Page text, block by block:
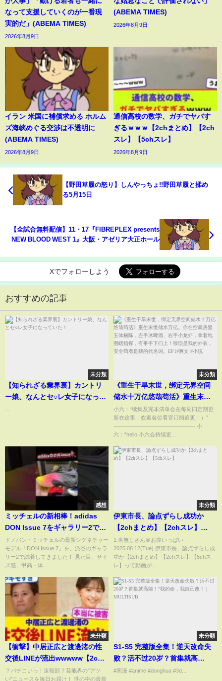
なって支援していくのが一番現
実的だ」(ABEMA TIMES)
2026年8月9日
(ABEMA TIMES)
2026年8月9日
イラン 米国に補償求める ホルム
ズ海峡めぐる交渉は不透明に
(ABEMA TIMES)
2026年8月9日
通信高校の数学、ガチでヤバす
ぎるｗｗｗ【2chまとめ】【2ch
スレ】【5chスレ】
2026年8月9日
【野田草履の怒り】しんやっちょ!!野田草履と揉め
る5月15日
【全試合無料配信】11・17『FIBREPLEX presents
NEW BLOOD WEST 1』大阪・アゼリア大正ホール
Xでフォローしよう
おすすめの記事
未分類
【知られざる業界裏】カントリ
ー娘、なんとセ○レ女子になって
未分類
《重生干旱末世，绑定无界空间
储水十万亿悠哉苟活》重生末世
储水万亿。你在空调房里玉体横
陈，左手冰啤酒、右手小龙虾，
拿着地图瞎指挥，有事手下们
是我的代名词。EP1#爽文 #小说
小六：“续集及完本清单会在每周四定期更
新在这里，欢迎各位看官订阅追更：）”
——————————————— 小
六：“hello,小六会持续更...
感想
ミッチェルの新相棒！adidas
DON Issue 7をギャラリー2で試
着してみた！ #バッシュ
#adidas #shorts
ドノバン・ミッチェルの最新シグネチャー
モデル「DON Issue 7」を、渋谷のギャラ
リー2で試着してきました！ 見た目、サイ
ズ感、甲高・体...
未分類
伊東市長、論点ずらし成功か
【2chまとめ】【2chスレ】
【5chスレ】
1:名無しさん＠お腹いっぱい
2025.08.12(Tue) 伊東市長、論点ずらし成
功か【2chまとめ】【2chスレ】【5chス
レ】って動画が...
未分類
【衝撃】中居正広と渡邊渚の性
交後LINEが流出wwwww【2ch
まとめ】【2chスレ】【5chス
‌ ? バチこいっ！速報部 ? 芸能界の"アツ
い"ニュースを毎日お届け！ 世の中の最新
未分類
S1-S5 完整版全集！逆天改命失
败？活不过20岁？首集就高
能！"我的命，我自己改！ |
#国漫 #anime #donghua #3d...